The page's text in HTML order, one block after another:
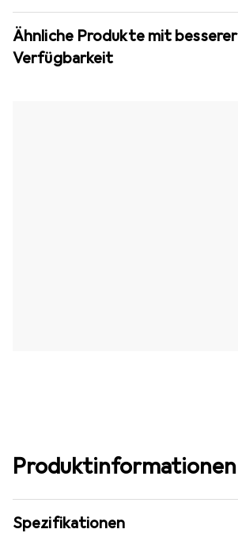
Ähnliche Produkte mit besserer
Verfügbarkeit
Produktinformationen
Spezifikationen